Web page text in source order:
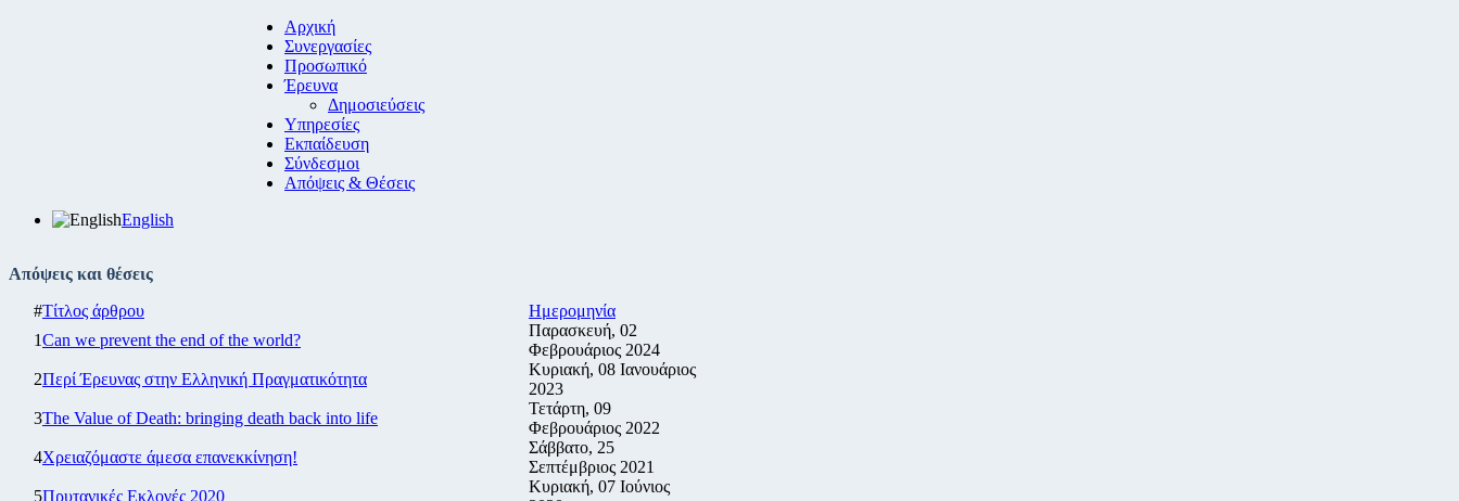
Αρχική
Συνεργασίες
Προσωπικό
Έρευνα
Δημοσιεύσεις
Υπηρεσίες
Εκπαίδευση
Σύνδεσμοι
Απόψεις & Θέσεις
English
Απόψεις και θέσεις
#Τίτλος άρθρου
Ημερομηνία
1Can we prevent the end of the world?
Παρασκευή, 02
Φεβρουάριος 2024
2Περί Έρευνας στην Ελληνική Πραγματικότητα
Κυριακή, 08 Ιανουάριος
2023
3The Value of Death: bringing death back into life
Τετάρτη, 09
Φεβρουάριος 2022
4Χρειαζόμαστε άμεσα επανεκκίνηση!
Σάββατο, 25
Σεπτέμβριος 2021
5Πρυτανικές Εκλογές 2020
Κυριακή, 07 Ιούνιος